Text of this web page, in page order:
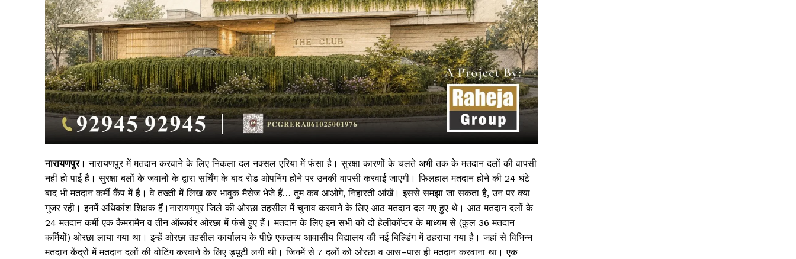
नारायणपुर। नारायणपुर में मतदान करवाने के लिए निकला दल नक्सल एरिया में फंसा है। सुरक्षा कारणों के चलते अभी तक के मतदान दलों की वापसी
नहीं हो पाई है। सुरक्षा बलों के जवानों के द्वारा सर्चिंग के बाद रोड ओपनिंग होने पर उनकी वापसी करवाई जाएगी। फिलहाल मतदान होने की 24 घंटे
बाद भी मतदान कर्मी कैंप में है। वे तख्ती में लिख कर भावुक मैसेज भेजे हैं… तुम कब आओगे, निहारती आंखें। इससे समझा जा सकता है, उन पर क्या
गुजर रही। इनमें अधिकांश शिक्षक हैं।नारायणपुर जिले की ओरछा तहसील में चुनाव करवाने के लिए आठ मतदान दल गए हुए थे। आठ मतदान दलों के
24 मतदान कर्मी एक कैमरामैन व तीन ऑब्जर्वर ओरछा में फंसे हुए हैं। मतदान के लिए इन सभी को दो हेलीकॉप्टर के माध्यम से (कुल 36 मतदान
कर्मियों) ओरछा लाया गया था। इन्हें ओरछा तहसील कार्यालय के पीछे एकलव्य आवासीय विद्यालय की नई बिल्डिंग में ठहराया गया है। जहां से विभिन्न
मतदान केंद्रों में मतदान दलों की वोटिंग करवाने के लिए ड्यूटी लगी थी। जिनमें से 7 दलों को ओरछा व आस–पास ही मतदान करवाना था। एक